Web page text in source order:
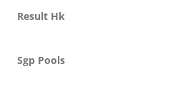
Result Hk
Sgp Pools